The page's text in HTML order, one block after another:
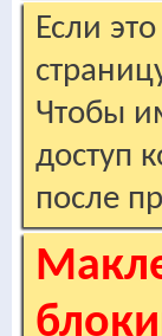
Если
Чтобы
доступ
после